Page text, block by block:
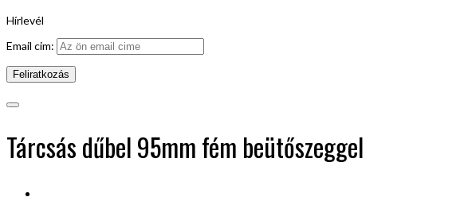
Hírlevél
Email cim:
Tárcsás dűbel 95mm fém beütőszeggel